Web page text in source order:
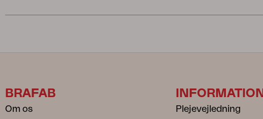
BRAFAB
Om os
INFORMATION
Plejevejledning